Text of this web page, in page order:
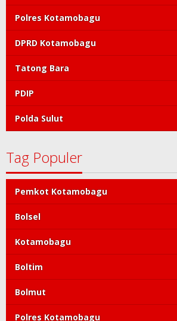
Polres Kotamobagu
DPRD Kotamobagu
Tatong Bara
PDIP
Polda Sulut
Tag Populer
Pemkot Kotamobagu
Bolsel
Kotamobagu
Boltim
Bolmut
Polres Kotamobagu